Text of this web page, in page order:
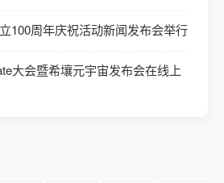
100周年庆祝活动新闻发布会举行
大会暨希壤元宇宙发布会在线上